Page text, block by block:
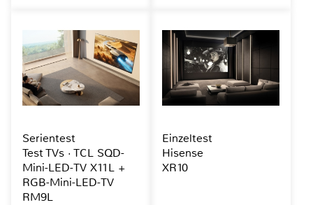
Serientest
Test TVs · TCL SQD-
Mini-LED-TV X11L +
RGB-Mini-LED-TV
RM9L
Einzeltest
Hisense
XR10